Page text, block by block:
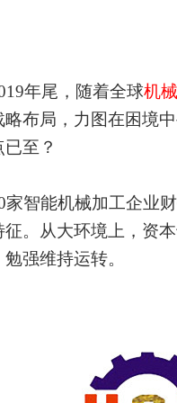
年尾，随着全球机
略布局，力图在困境
至？
家智能机械加工企业
征。从大环境上，资
强维持运转。